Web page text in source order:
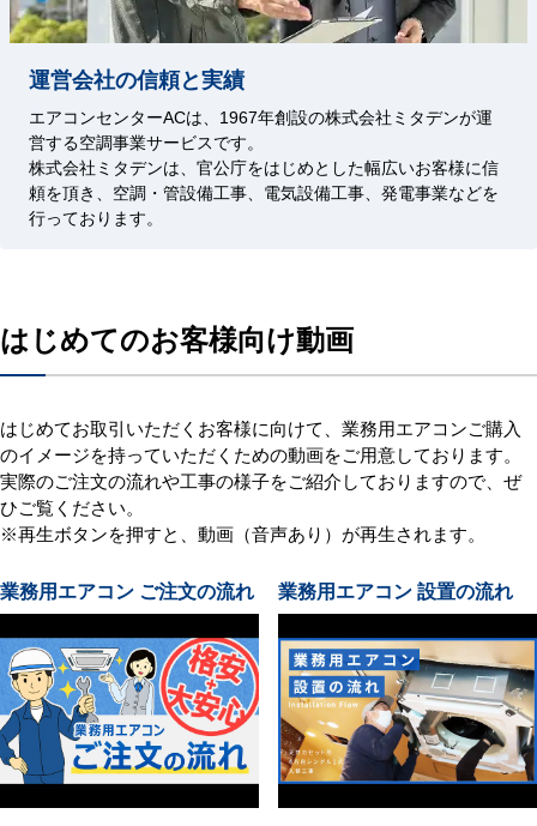
運営会社の信頼と実績
エアコンセンターACは、1967年創設の株式会社ミタデンが運
営する空調事業サービスです。
株式会社ミタデンは、官公庁をはじめとした幅広いお客様に信
頼を頂き、空調・管設備工事、電気設備工事、発電事業などを
行っております。
はじめてのお客様向け動画
はじめてお取引いただくお客様に向けて、業務用エアコンご購入
のイメージを持っていただくための動画をご用意しております。
実際のご注文の流れや工事の様子をご紹介しておりますので、ぜ
ひご覧ください。
※再生ボタンを押すと、動画（音声あり）が再生されます。
業務用エアコン ご注文の流れ 業務用エアコン 設置の流れ